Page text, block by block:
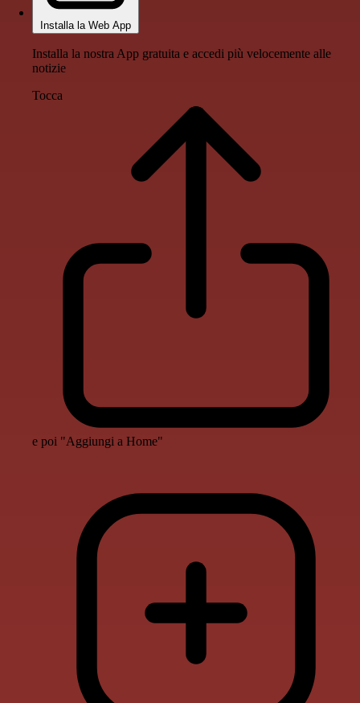
Installa la Web App
Installa la nostra App gratuita e accedi più velocemente alle
notizie
Tocca
e poi "Aggiungi a Home"